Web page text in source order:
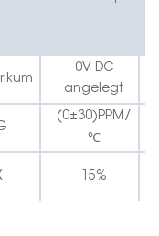
0V DC
angelegt
(0±30)PPM/
℃
15%